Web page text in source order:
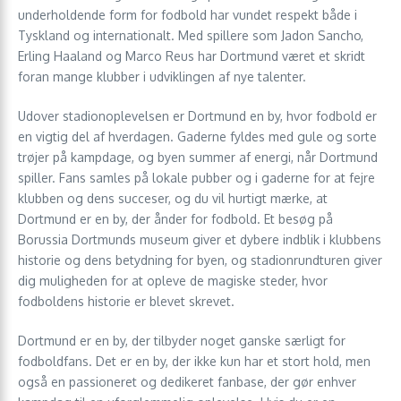
underholdende form for fodbold har vundet respekt både i
Tyskland og internationalt. Med spillere som Jadon Sancho,
Erling Haaland og Marco Reus har Dortmund været et skridt
foran mange klubber i udviklingen af nye talenter.
Udover stadionoplevelsen er Dortmund en by, hvor fodbold er
en vigtig del af hverdagen. Gaderne fyldes med gule og sorte
trøjer på kampdage, og byen summer af energi, når Dortmund
spiller. Fans samles på lokale pubber og i gaderne for at fejre
klubben og dens succeser, og du vil hurtigt mærke, at
Dortmund er en by, der ånder for fodbold. Et besøg på
Borussia Dortmunds museum giver et dybere indblik i klubbens
historie og dens betydning for byen, og stadionrundturen giver
dig muligheden for at opleve de magiske steder, hvor
fodboldens historie er blevet skrevet.
Dortmund er en by, der tilbyder noget ganske særligt for
fodboldfans. Det er en by, der ikke kun har et stort hold, men
også en passioneret og dedikeret fanbase, der gør enhver